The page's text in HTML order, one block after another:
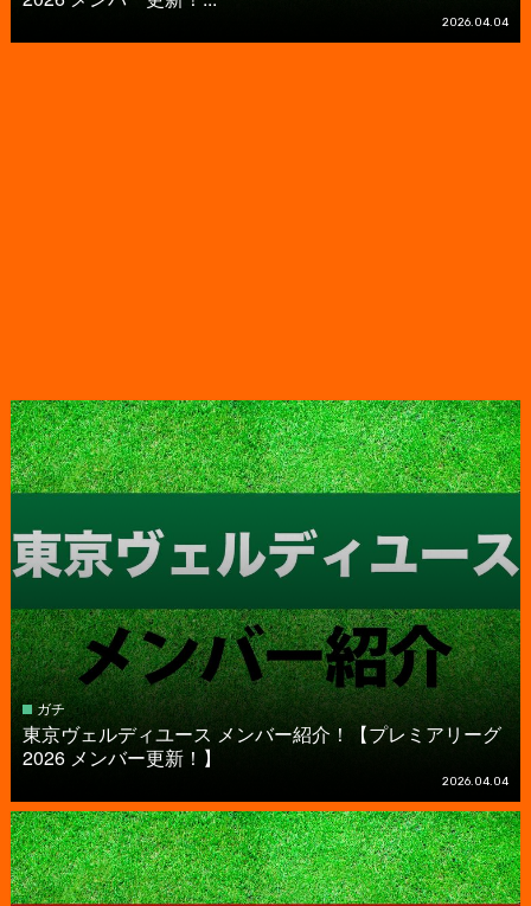
2026.04.04
ガチ
東京ヴェルディユース メンバー紹介！【プレミアリーグ
2026 メンバー更新！】
2026.04.04